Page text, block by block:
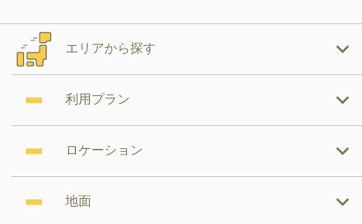
エリアから探す
利用プラン
ロケーション
地面